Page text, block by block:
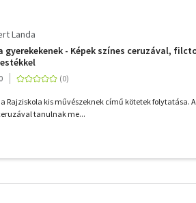
Landa
gyerekekenek - Képek színes ceruzával,
a Rajziskola kis művészeknek című kötetek folytatása.
tanulnak me...
szűrők